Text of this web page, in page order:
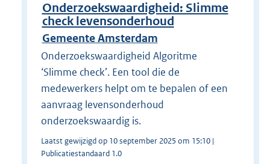
Onderzoekswaardigheid: Slimme
check levensonderhoud
Gemeente Amsterdam
Onderzoekswaardigheid Algoritme
‘Slimme check’. Een tool die de
medewerkers helpt om te bepalen of een
aanvraag levensonderhoud
onderzoekswaardig is.
Laatst gewijzigd op 10 september 2025 om 15:10 |
Publicatiestandaard 1.0